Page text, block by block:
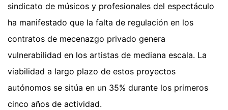
sindicato de músicos y profesionales del espectáculo
ha manifestado que la falta de regulación en los
contratos de mecenazgo privado genera
vulnerabilidad en los artistas de mediana escala. La
viabilidad a largo plazo de estos proyectos
autónomos se sitúa en un 35% durante los primeros
cinco años de actividad.